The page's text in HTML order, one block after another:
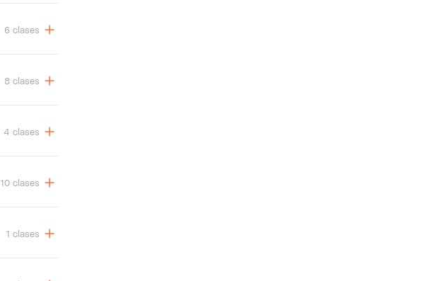
6 clases
8 clases
4 clases
10 clases
1 clases